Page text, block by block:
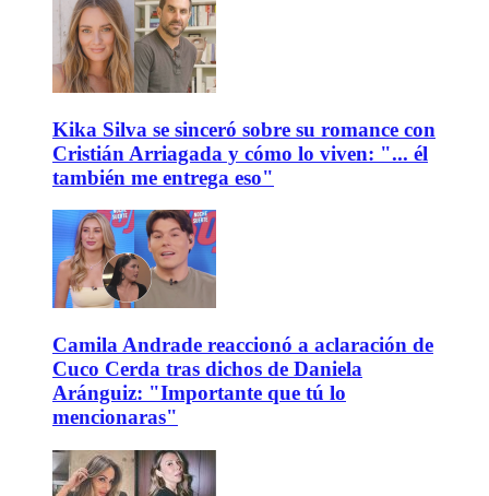
Kika Silva se sinceró sobre su romance con
Cristián Arriagada y cómo lo viven: "... él
también me entrega eso"
Camila Andrade reaccionó a aclaración de
Cuco Cerda tras dichos de Daniela
Aránguiz: "Importante que tú lo
mencionaras"